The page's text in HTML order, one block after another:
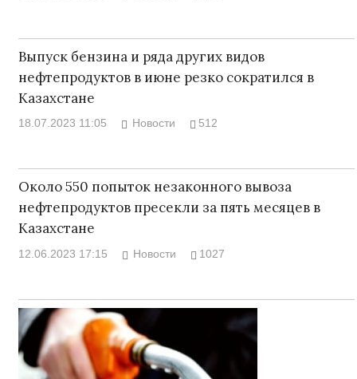
Выпуск бензина и ряда других видов
нефтепродуктов в июне резко сократился в
Казахстане
18.07.2023 11:05 Новости 512
Около 550 попыток незаконного вывоза
нефтепродуктов пресекли за пять месяцев в
Казахстане
12.06.2023 17:15 Новости 1027